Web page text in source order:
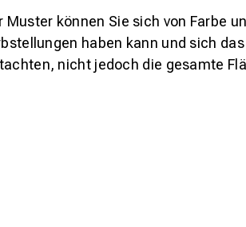
können Sie sich von Farbe
haben kann und sich
nicht jedoch die gesamte